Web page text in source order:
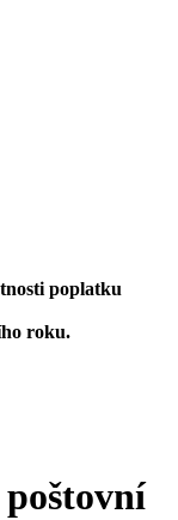
poplatku
roku.